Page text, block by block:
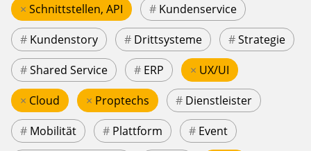
× Schnittstellen, API # Kundenservice
# Kundenstory # Drittsysteme #Strategie
#Shared Service # ERP × UX/UI
× Cloud × Proptechs # Dienstleister
# Mobilität # Plattform # Event